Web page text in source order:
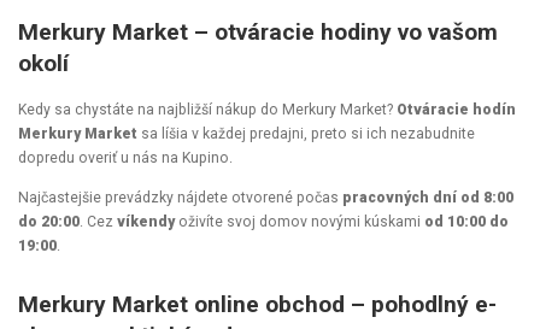
Merkury Market – otváracie hodiny vo vašom
okolí
Kedy sa chystáte na najbližší nákup do Merkury Market? Otváracie hodín
Merkury Market sa líšia v každej predajni, preto si ich nezabudnite
dopredu overiť u nás na Kupino.
Najčastejšie prevádzky nájdete otvorené počas pracovných dní od 8:00
do 20:00. Cez víkendyoživíte svoj domov novými kúskami od 10:00 do
19:00.
Merkury Market online obchod – pohodlný e-